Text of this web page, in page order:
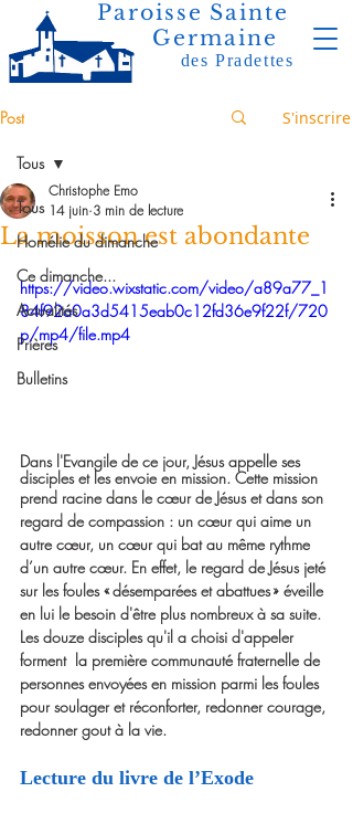
Paroisse Sainte
Germaine
des Pradettes
Post S'inscrire
Tous
Homélie du dimanche
Ce dimanche...
Actualités
Prières
Bulletins
Tous
La moisson est abondante
Christophe Emo
14 juin 3 min de lecture
https://video.wixstatic.com/video/a89a77_1
84f92a0a3d5415eab0c12fd36e9f22f/720
p/mp4/file.mp4
Dans l'Evangile de ce jour, Jésus appelle ses
disciples et les envoie en mission. Cette mission
prend racine dans le cœur de Jésus et dans son
regard de compassion : un cœur qui aime un
autre cœur, un cœur qui bat au même rythme
d’un autre cœur. En effet, le regard de Jésus jeté
sur les foules « désemparées et abattues » éveille
en lui le besoin d'être plus nombreux à sa suite.
Les douze disciples qu'il a choisi d'appeler
forment  la première communauté fraternelle de
personnes envoyées en mission parmi les foules
pour soulager et réconforter, redonner courage,
redonner gout à la vie.
Lecture du livre de l’Exode